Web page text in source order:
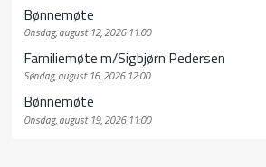
Bønnemøte
Onsdag, august 12, 2026 11:00
Familiemøte m/Sigbjørn Pedersen
Søndag, august 16, 2026 12:00
Bønnemøte
Onsdag, august 19, 2026 11:00